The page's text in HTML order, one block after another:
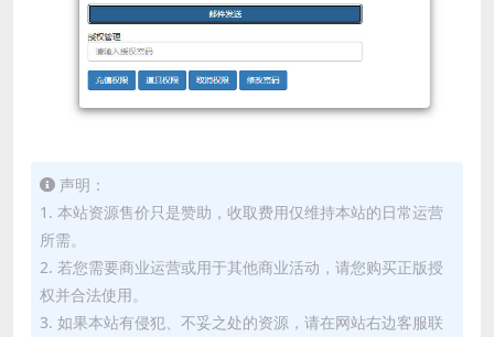
声明：
1. 本站资源售价只是赞助，收取费用仅维持本站的日常运营
所需。
2. 若您需要商业运营或用于其他商业活动，请您购买正版授
权并合法使用。
3. 如果本站有侵犯、不妥之处的资源，请在网站右边客服联